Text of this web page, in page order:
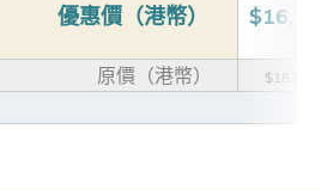
優惠價（港幣）
原價（港幣） $18,825